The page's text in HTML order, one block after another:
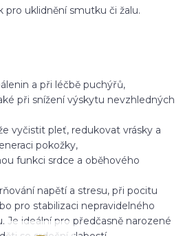
pro uklidnění smutku či žalu.
a při léčbě puchýřů,
při snížení výskytu nevzhledných
vyčistit pleť, redukovat vrásky a
pokožky,
funkci srdce a oběhového
napětí a stresu, při pocitu
pro stabilizaci nepravidelného
Je ideální pro předčasně narozené